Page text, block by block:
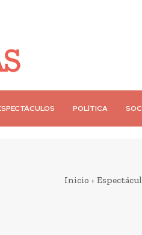
POLÍTICA
Inicio